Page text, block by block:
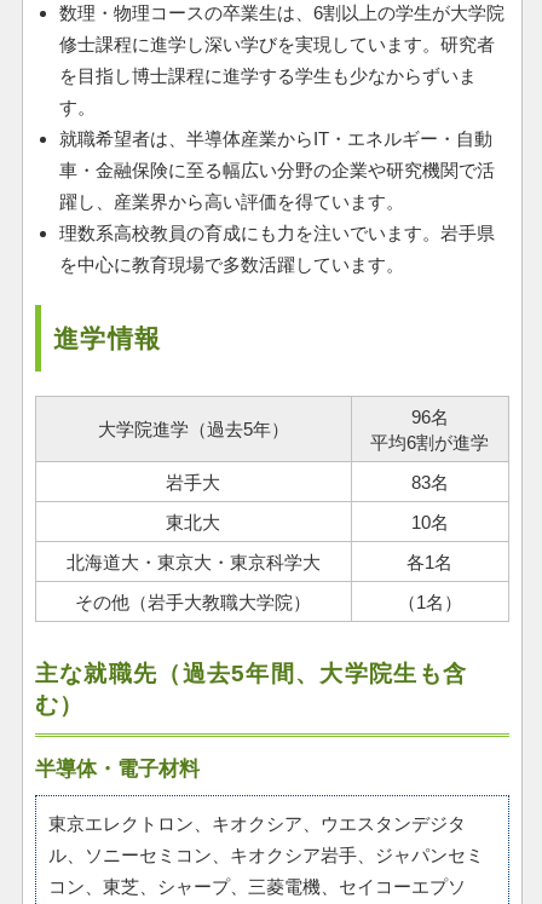
数理・物理コースの卒業生は、6割以上の学生が大学院
修士課程に進学し深い学びを実現しています。研究者
を目指し博士課程に進学する学生も少なからずいま
す。
就職希望者は、半導体産業からIT・エネルギー・自動
車・金融保険に至る幅広い分野の企業や研究機関で活
躍し、産業界から高い評価を得ています。
理数系高校教員の育成にも力を注いでいます。岩手県
を中心に教育現場で多数活躍しています。
進学情報
大学院進学（過去5年）
96名
平均6割が進学
岩手大
83名
東北大
10名
北海道大・東京大・東京科学大
各1名
その他（岩手大教職大学院）
（1名）
主な就職先（過去5年間、大学院生も含
む）
半導体・電子材料
東京エレクトロン、キオクシア、ウエスタンデジタ
ル、ソニーセミコン、キオクシア岩手、ジャパンセミ
コン、東芝、シャープ、三菱電機、セイコーエプソ